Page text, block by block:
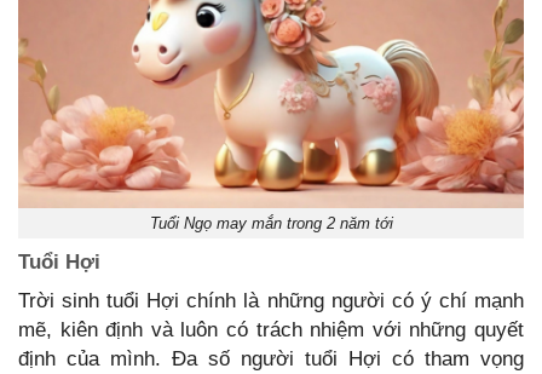
Tuổi Ngọ may mắn trong 2 năm tới
Tuổi Hợi
Trời sinh tuổi Hợi chính là những người có ý chí mạnh
mẽ, kiên định và luôn có trách nhiệm với những quyết
định của mình. Đa số người tuổi Hợi có tham vọng